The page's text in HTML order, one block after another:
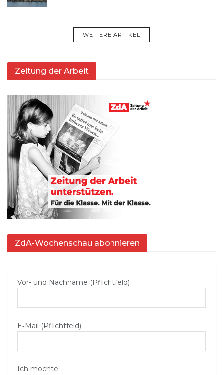
WEITERE ARTIKEL
Zeitung der Arbeit
ZdA-Wochenschau abonnieren
Vor- und Nachname (Pflichtfeld)
E‑Mail (Pflichtfeld)
Ich möchte: